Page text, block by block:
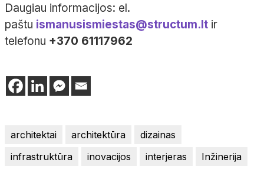
Daugiau informacijos: el.
paštu ismanusismiestas@structum.lt ir
telefonu +370 61117962
architektai architektūra
dizainas
infrastruktūra
inovacijos interjeras
Inžinerija